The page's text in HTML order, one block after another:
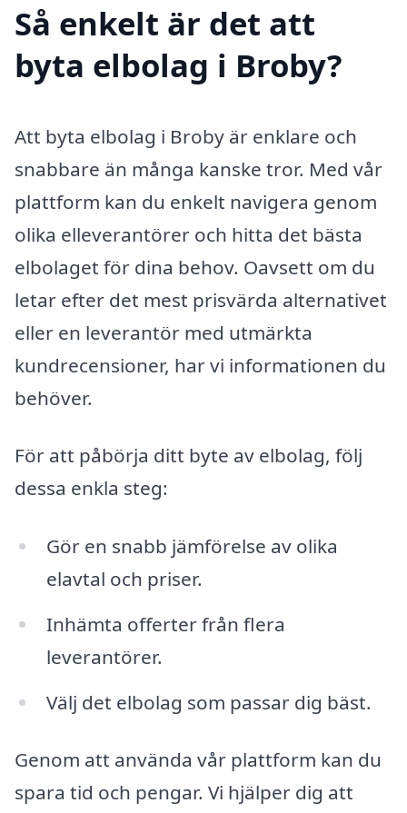
Så enkelt är det att
byta elbolag i Broby?
Att byta elbolag i Broby är enklare och
snabbare än många kanske tror. Med vår
plattform kan du enkelt navigera genom
olika elleverantörer och hitta det bästa
elbolaget för dina behov. Oavsett om du
letar efter det mest prisvärda alternativet
eller en leverantör med utmärkta
kundrecensioner, har vi informationen du
behöver.
För att påbörja ditt byte av elbolag, följ
dessa enkla steg:
Gör en snabb jämförelse av olika
elavtal och priser.
Inhämta offerter från flera
leverantörer.
Välj det elbolag som passar dig bäst.
Genom att använda vår plattform kan du
spara tid och pengar. Vi hjälper dig att